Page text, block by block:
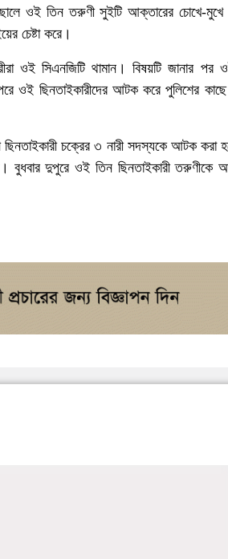
ওই তিন তরুণী সুইটি আক্তারের চোখে-মুখে
চেষ্টা করে।
ওই সিএনজিটি থামান। বিষয়টি জানার পর
ওই ছিনতাইকারীদের আটক করে পুলিশের কাছে
চক্রের ৩ নারী সদস্যকে আটক করা
বুধবার দুপুরে ওই তিন ছিনতাইকারী তরুণীকে